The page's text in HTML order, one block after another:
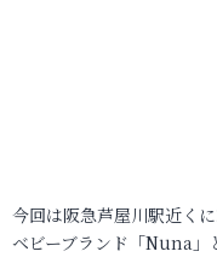
今回は阪急芦屋川駅近く
ベビーブランド「Nuna